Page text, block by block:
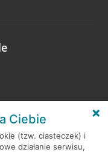
Ciebie
(tzw. ciasteczek) i
działanie serwisu,